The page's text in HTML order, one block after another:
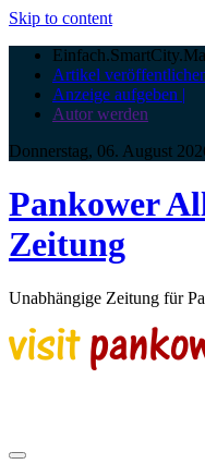
Skip to content
Artikel
Anzeige aufgeben |
Autor werden
Donnerstag, 06. August
Pankower
Zeitung
Unabhängige Zeitung für